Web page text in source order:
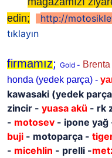
edin;
http://
tıklayın
firmamız; Gold - Brenta
honda (yedek parça) -
kawasaki (yedek
zincir - yuasa akü - rk
- motosev - ipone yağ
buji - motoparça -
- micehlin - prelli -